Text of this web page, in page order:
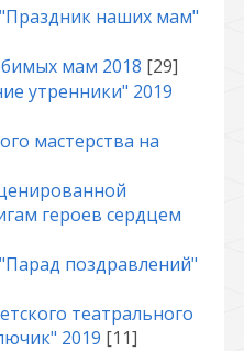
наших мам"
мам 2018 [29]
утренники" 2019
мастерства на
героев сердцем
поздравлений"
театрального
2019 [11]